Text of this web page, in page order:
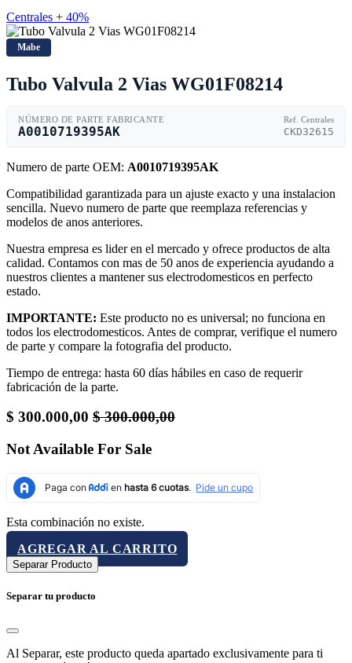
Centrales + 40%
Mabe
Tubo Valvula 2 Vias WG01F08214
NÚMERO DE PARTE FABRICANTE
A0010719395AK
Ref. Centrales
CKD32615
Numero de parte OEM: A0010719395AK
Compatibilidad garantizada para un ajuste exacto y una instalacion
sencilla. Nuevo numero de parte que reemplaza referencias y
modelos de anos anteriores.
Nuestra empresa es lider en el mercado y ofrece productos de alta
calidad. Contamos con mas de 50 anos de experiencia ayudando a
nuestros clientes a mantener sus electrodomesticos en perfecto
estado.
IMPORTANTE: Este producto no es universal; no funciona en
todos los electrodomesticos. Antes de comprar, verifique el numero
de parte y compare la fotografia del producto.
Tiempo de entrega: hasta 60 días hábiles en caso de requerir
fabricación de la parte.
$ 300.000,00 $300.000,00
Not Available For Sale
Esta combinación no existe.
AGREGAR AL CARRITO
Separar Producto
Separar tu producto
Al Separar, este producto queda apartado exclusivamente para ti